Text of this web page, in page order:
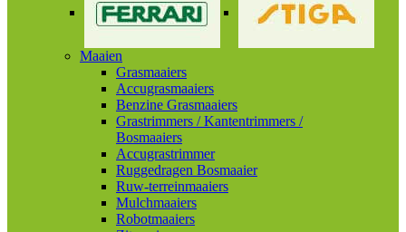
Maaien
Grasmaaiers
Accugrasmaaiers
Benzine Grasmaaiers
Grastrimmers / Kantentrimmers /
Bosmaaiers
Accugrastrimmer
Ruggedragen Bosmaaier
Ruw-terreinmaaiers
Mulchmaaiers
Robotmaaiers